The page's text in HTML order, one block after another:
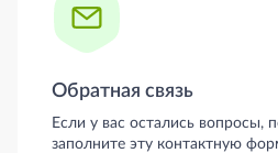
Обратная связь
Если у вас остались вопросы,
заполните эту контактную